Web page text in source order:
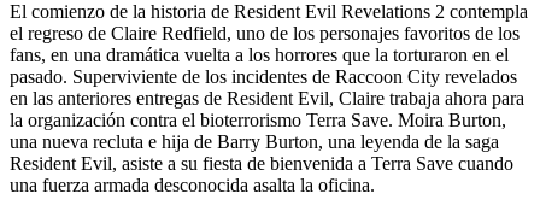
El comienzo de la historia de Resident Evil Revelations 2 contempla
el regreso de Claire Redfield, uno de los personajes favoritos de los
fans, en una dramática vuelta a los horrores que la torturaron en el
pasado. Superviviente de los incidentes de Raccoon City revelados
en las anteriores entregas de Resident Evil, Claire trabaja ahora para
la organización contra el bioterrorismo Terra Save. Moira Burton,
una nueva recluta e hija de Barry Burton, una leyenda de la saga
Resident Evil, asiste a su fiesta de bienvenida a Terra Save cuando
una fuerza armada desconocida asalta la oficina.